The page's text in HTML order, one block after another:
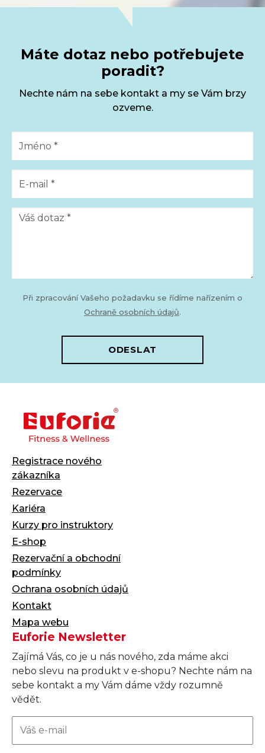
Máte dotaz nebo potřebujete
poradit?
Nechte nám na sebe kontakt a my se Vám brzy
ozveme.
Při zpracování Vašeho požadavku se řídíme nařízením o
Ochraně osobních údajů.
ODESLAT
Registrace nového
zákazníka
Rezervace
Kariéra
Kurzy pro instruktory
E-shop
Rezervační a obchodní
podmínky
Ochrana osobních údajů
Kontakt
Mapa webu
Euforie Newsletter
Zajímá Vás, co je u nás nového, zda máme akci
nebo slevu na produkt v e-shopu? Nechte nám na
sebe kontakt a my Vám dáme vždy rozumně
vědět.